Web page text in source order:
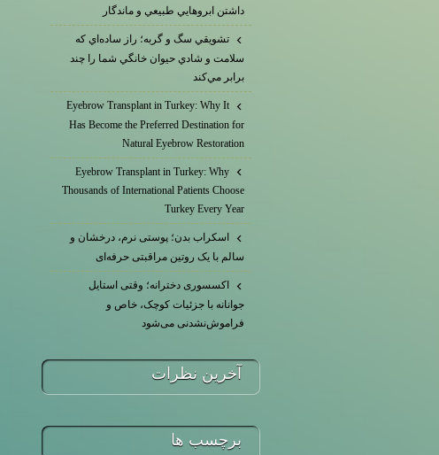
داشتن ابروهايي طبيعي و ماندگار
تشويقي سگ و گربه؛ راز ساده‌اي كه
سلامت و شادي حيوان خانگي شما را چند
برابر مي‌كند
Eyebrow Transplant in Turkey: Why It
Has Become the Preferred Destination for
Natural Eyebrow Restoration
Eyebrow Transplant in Turkey: Why
Thousands of International Patients Choose
Turkey Every Year
اسکراب بدن؛ پوستی نرم، درخشان و
سالم با یک روتین مراقبتی حرفه‌ای
اکسسوری دخترانه؛ وقتی استایل
جوانانه با جزئیات کوچک، خاص و
فراموش‌نشدنی می‌شود
آخرين نظرات
برچسب ها